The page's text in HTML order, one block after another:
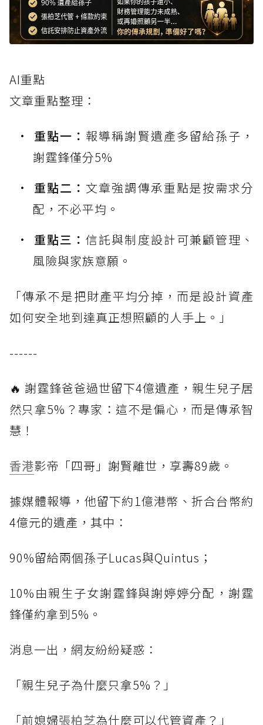
AI重點
文章重點整理：
重點一： 報導稱謝賢遺產多留給孫子，
謝霆鋒僅分5%
重點二： 文章強調傳承重點是按需求分
配，不必平均。
重點三：信託與制度設計可兼顧管理、
風險與家族意願。
「傳承不是把財產平均分掉，而是設計資產
如何安全地到達真正想照顧的人手上。」
------
🔥 謝霆鋒爸爸過世留下4億遺產，親生兒子居
然只拿5%？專家：這不是偏心，而是傳承智
慧！
香港影帝「四哥」謝賢離世，享壽89歲。
據媒體報導，他留下約1億港幣、折合台幣約
4億元的遺產，其中：
90%留給兩個孫子Lucas與Quintus；
10%由親生子女謝霆鋒與謝婷婷分配，謝霆
鋒僅約拿到5%。
消息一出，網友紛紛疑惑：
「親生兒子為什麼只拿5%？」
「前媳婦張柏芝為什麼可以代管資產？」